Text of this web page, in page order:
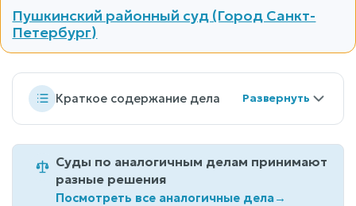
Пушкинский районный суд (Город Санкт-
Петербург)
Краткое содержание дела
Суды по аналогичным делам принимают
разные решения
Посмотреть все аналогичные дела→